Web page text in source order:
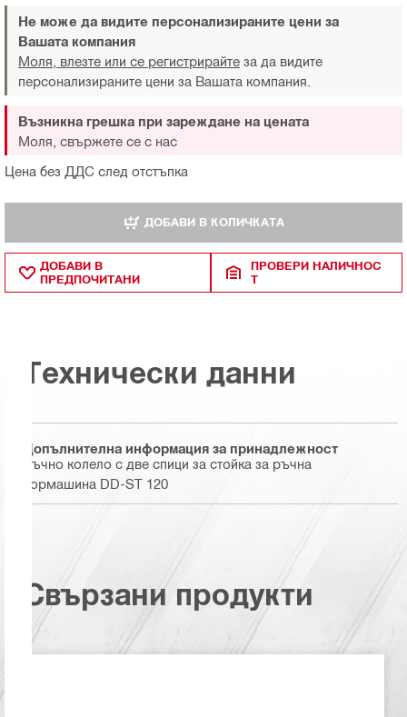
Не може да видите персонализираните цени за
Вашата компания
Моля, влезте или се регистрирайте за да видите
персонализираните цени за Вашата компания.
Цена без ДДС след отстъпка
Възникна грешка при зареждане на цената
Моля, свържете се с нас
ДОБАВИ В КОЛИЧКАТА
ДОБАВИ В
ПРЕДПОЧИТАНИ
ПРОВЕРИ НАЛИЧНОС
Т
Технически данни
Допълнителна информация за принадлежност
Ръчно колело с две спици за стойка за ръчна
бормашина DD-ST 120
Свързани продукти